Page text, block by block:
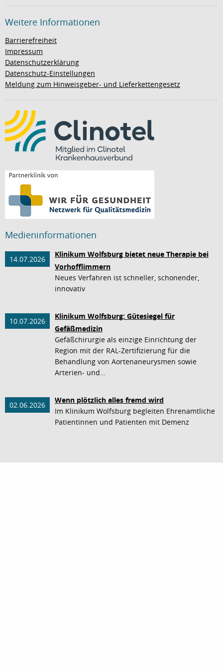
Weitere Informationen
Barrierefreiheit
Impressum
Datenschutzerklärung
Datenschutz-Einstellungen
Meldung zum Hinweisgeber- und Lieferkettengesetz
Medieninformationen
14.07.2026
Klinikum Wolfsburg bietet neue Therapie bei
Vorhofflimmern
Neues Verfahren ist schneller, schonender,
innovativ
10.07.2026
Klinikum Wolfsburg: Gütesiegel für
Gefäßmedizin
Gefäßchirurgie als einzige Einrichtung der
Region mit der RAL-Zertifizierung für die
Behandlung von Aortenaneurysmen sowie
Arterien- und…
02.06.2026
Wenn plötzlich alles fremd wird
Im Klinikum Wolfsburg begleiten Ehrenamtliche
Patientinnen und Patienten mit Demenz